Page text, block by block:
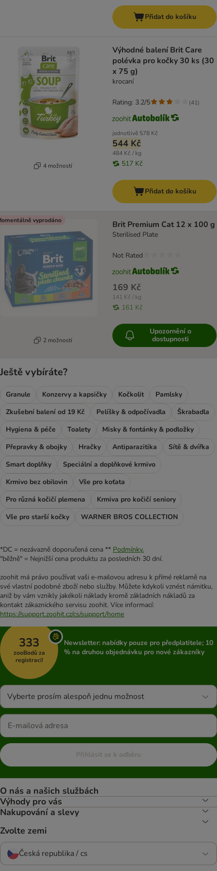
Přidat do košíku
4 možností
Výhodné balení Brit Care
polévka pro kočky 30 ks (30
x 75 g)
krocaní
jednotlivě 578 Kč
544 Kč
484 Kč / kg
517 Kč
Rating: 3.2/5 (41)
Přidat do košíku
vyprodáno
2 možností
Brit Premium Cat 12 x 100 g
Sterilised Plate
169 Kč
141 Kč / kg
161 Kč
Not Rated
Upozornění o
dostupnosti
Ještě vybíráte?
Granule Konzervy a kapsičky Kočkolit
Pamlsky
Zkušební balení od 19 Kč
Pelíšky & odpočívadla
Škrabadla
Hygiena & péče
Toalety
Misky & fontánky & podložky
Přepravky & obojky
Hračky Antiparazitika
Sítě & dvířka
Smart doplňky
Speciální a doplňkové krmivo
Krmivo bez obilovin
Vše pro koťata
Pro různá kočičí plemena
Krmiva pro kočičí seniory
Vše pro starší kočky
WARNER BROS COLLECTION
*DC = nezávazně doporučená cena ** Podmínky.
"běžně" = Nejnižší cena produktu za posledních 30 dní.
zoohit má právo používat vaši e-mailovou adresu k přímé reklamě na
své vlastní podobné zboží nebo služby. Můžete kdykoli vznést námitku,
aniž by vám vznikly jakékoli náklady kromě základních nákladů za
kontakt zákaznického servisu zoohit. Více informací:
https://support.zoohit.cz/cs/support/home
333
zooBodů za
registraci!
Newsletter: nabídky pouze pro předplatitele; 10
% na druhou objednávku pro nové zákazníky
Vyberte prosím alespoň jednu možnost
Přihlásit se k odběru
O nás a našich službách
Výhody pro vás
Nakupování a slevy
Zvolte zemi
Česká republika / cs